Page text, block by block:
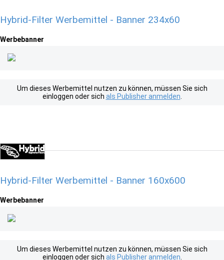
Hybrid-Filter Werbemittel - Banner 234x60
Werbebanner
Um dieses Werbemittel nutzen zu können, müssen Sie sich
einloggen oder sich als Publisher anmelden
Hybrid-Filter Werbemittel - Banner 160x600
Werbebanner
Um dieses Werbemittel nutzen zu können, müssen Sie sich
einloggen oder sich als Publisher anmelden